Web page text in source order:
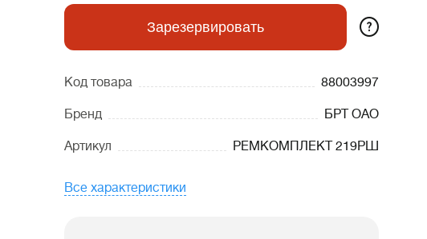
Зарезервировать ?
Код товара 88003997
Бренд БРТ ОАО
Артикул РЕМКОМПЛЕКТ 219РШ
Все характеристики